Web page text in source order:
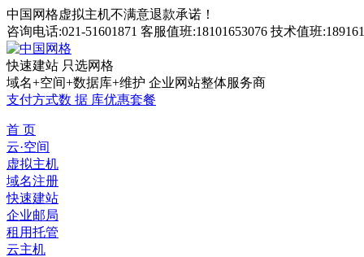
中国网格虚拟主机不满意退款承诺！
咨询电话:021-51601871 客服值班:18101653076 技术值班
快速建站 只选网格
域名+空间+数据库+维护 企业网站整体服务商
支付方式数 据 库优惠套餐
首 页
云·空间
虚拟主机
域名注册
快速建站
企业邮局
租用托管
云主机